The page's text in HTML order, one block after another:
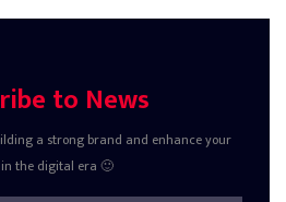
to News
a strong brand and enhance your
the digital era 🙂